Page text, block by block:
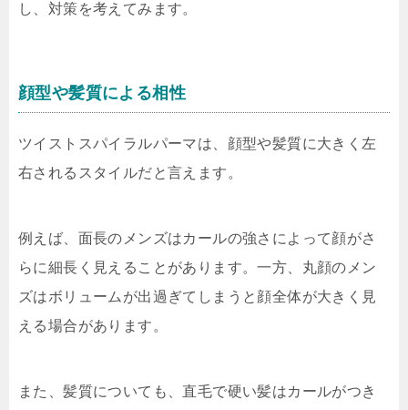
し、対策を考えてみます。
顔型や髪質による相性
ツイストスパイラルパーマは、顔型や髪質に大きく左
右されるスタイルだと言えます。
例えば、面長のメンズはカールの強さによって顔がさ
らに細長く見えることがあります。一方、丸顔のメン
ズはボリュームが出過ぎてしまうと顔全体が大きく見
える場合があります。
また、髪質についても、直毛で硬い髪はカールがつき